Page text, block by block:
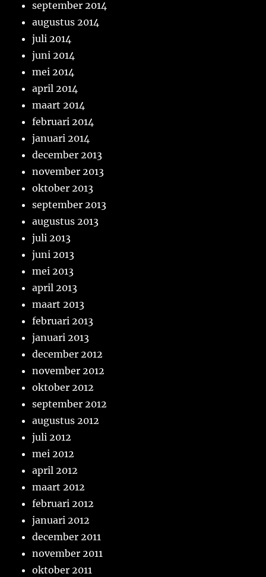
september 2014
augustus 2014
juli 2014
juni 2014
mei 2014
april 2014
maart 2014
februari 2014
januari 2014
december 2013
november 2013
oktober 2013
september 2013
augustus 2013
juli 2013
juni 2013
mei 2013
april 2013
maart 2013
februari 2013
januari 2013
december 2012
november 2012
oktober 2012
september 2012
augustus 2012
juli 2012
mei 2012
april 2012
maart 2012
februari 2012
januari 2012
december 2011
november 2011
oktober 2011